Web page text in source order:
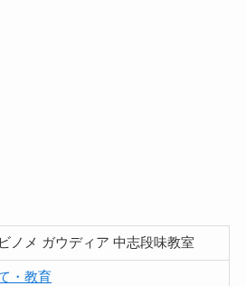
ノメ ガウディア 中志段味教室
・教育